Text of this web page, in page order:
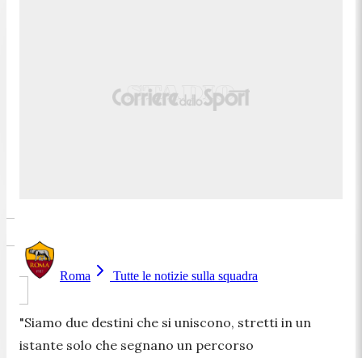
Roma Tutte le notizie sulla squadra
"Siamo due destini che si uniscono, stretti in un
istante solo che segnano un percorso